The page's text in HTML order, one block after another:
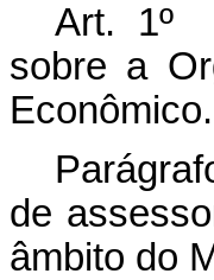
Art. 1º
sobre a
Econômico.
de
âmbito do